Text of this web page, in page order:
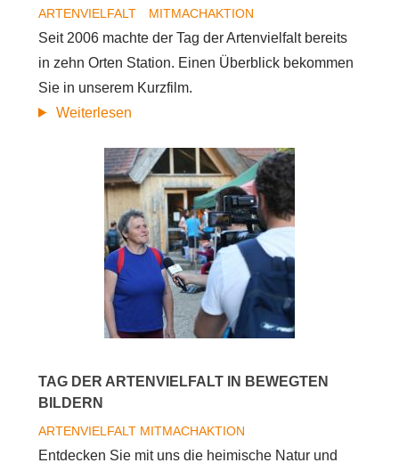
ARTENVIELFALT MITMACHAKTION
Seit 2006 machte der Tag der Artenvielfalt bereits
in zehn Orten Station. Einen Überblick bekommen
Sie in unserem Kurzfilm.
Weiterlesen
der
Artenvielfalt
TAG DER ARTENVIELFALT IN BEWEGTEN
BILDERN
ARTENVIELFALT MITMACHAKTION
Entdecken Sie mit uns die heimische Natur und